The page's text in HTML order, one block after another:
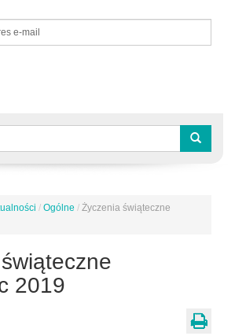
/ Ogólne / Życzenia świąteczne
2019